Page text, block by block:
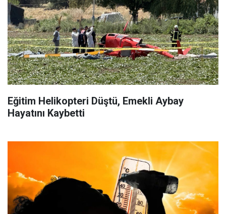
Eğitim Helikopteri Düştü, Emekli Aybay
Hayatını Kaybetti